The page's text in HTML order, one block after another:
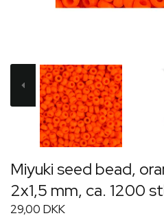
Miyuki seed bead,
2x1,5 mm, ca. 1200
29,00 DKK